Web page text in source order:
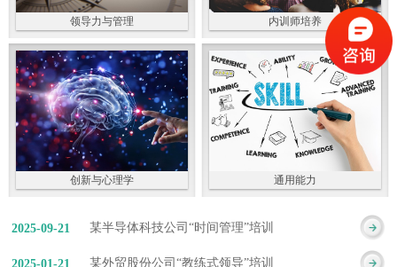
领导力与管理 内训师培养
创新与心理学 通用能力
某半导体科技公司“时间管理”培训
2025-09-21
某外贸股份公司“教练式领导”培训
2025-01-21